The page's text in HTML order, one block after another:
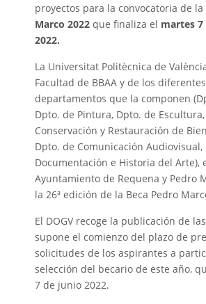
proyectos para la convocatoria de la
Marco 2022 que finaliza el martes
2022.
La Universitat Politècnica de
Facultad de BBAA y de los diferentes
departamentos que la componen
Dpto. de Pintura, Dpto. de
Conservación y Restauración de
Dpto. de Comunicación Audiovisual,
Documentación e Historia del Arte),
Ayuntamiento de Requena y Pedro
la 26ª edición de la Beca Pedro
El DOGV recoge la publicación de
supone el comienzo del plazo de
solicitudes de los aspirantes a
selección del becario de este año,
7 de junio 2022.